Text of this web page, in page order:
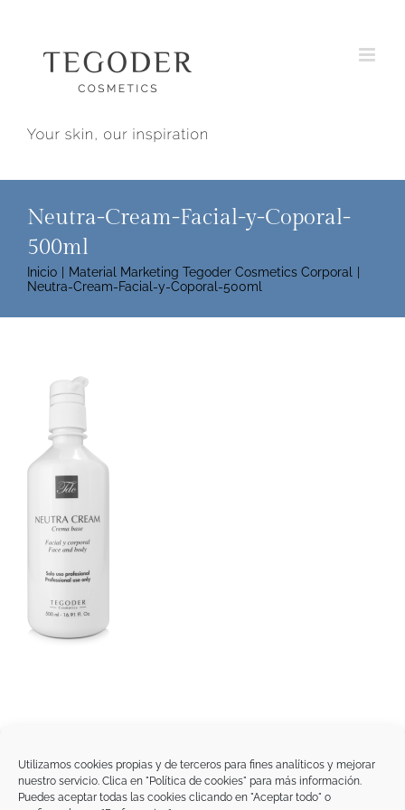
Utilizamos cookies propias y de terceros para fines analíticos y mejorar
nuestro servicio. Clica en "Política de cookies" para más información.
Puedes aceptar todas las cookies clicando en "Aceptar todo" o
Neutra-Cream-Facial-y-Coporal-
500ml
Inicio
Material Marketing Tegoder Cosmetics Corporal
Neutra-Cream-Facial-y-Coporal-500ml
Tegoder Cosmetics
48170 Zamudio (Bizkaia) - España